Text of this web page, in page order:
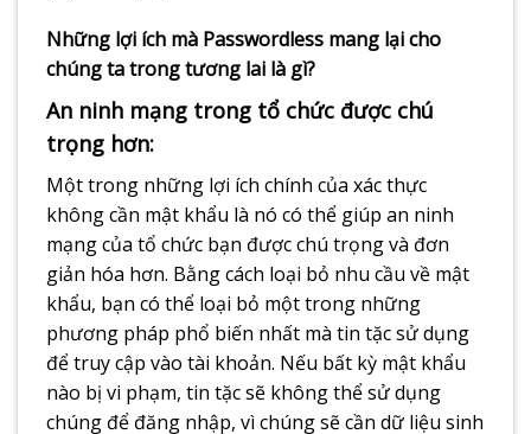
Những lợi ích mà Passwordless mang lại cho
chúng ta trong tương lai là gì?​
An ninh mạng trong tổ chức được chú
trọng hơn:​
Một trong những lợi ích chính của xác thực
không cần mật khẩu là nó có thể giúp an ninh
mạng của tổ chức bạn được chú trọng và đơn
giản hóa hơn. Bằng cách loại bỏ nhu cầu về mật
khẩu, bạn có thể loại bỏ một trong những
phương pháp phổ biến nhất mà tin tặc sử dụng
để truy cập vào tài khoản. Nếu bất kỳ mật khẩu
nào bị vi phạm, tin tặc sẽ không thể sử dụng
chúng để đăng nhập, vì chúng sẽ cần dữ liệu sinh